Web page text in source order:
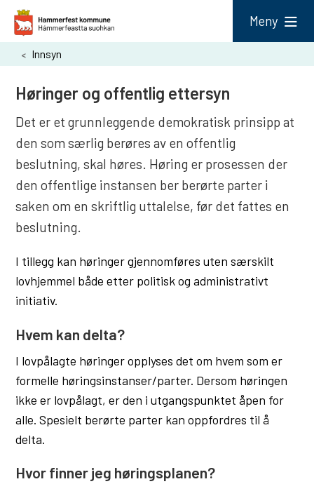
H
a
m
m
r
f
e
t
o
m
m
u
n
e
Meny
Du
her:
Innsyn
Høringer og offentlig ettersyn
Det er et grunnleggende demokratisk prinsipp at
den som særlig berøres av en offentlig
beslutning, skal høres. Høring er prosessen der
den offentlige instansen ber berørte parter i
saken om en skriftlig uttalelse, før det fattes en
beslutning.
I tillegg kan høringer gjennomføres uten særskilt
lovhjemmel både etter politisk og administrativt
initiativ.
Hvem kan delta?
I lovpålagte høringer opplyses det om hvem som er
formelle høringsinstanser/parter. Dersom høringen
ikke er lovpålagt, er den i utgangspunktet åpen for
alle. Spesielt berørte parter kan oppfordres til å
delta.
Hvor finner jeg høringsplanen?